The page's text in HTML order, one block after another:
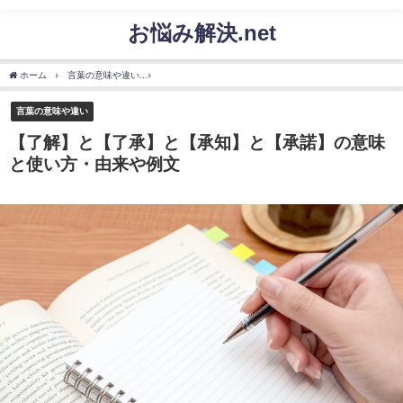
お悩み解決.net
ホーム 言葉の意味や違い
言葉の意味や違い
【了解】と【了承】と【承知】と【承諾】の意味
と使い方・由来や例文